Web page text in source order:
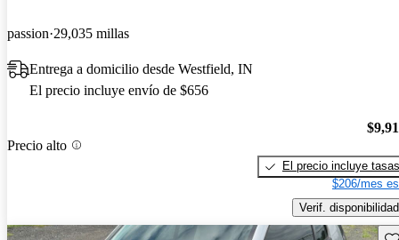
passion 29,035 millas
Entrega a domicilio desde Westfield, IN
El precio incluye envío de $656
Precio alto
El precio incluye tasas
$206/mes
Verif. disponibilidad